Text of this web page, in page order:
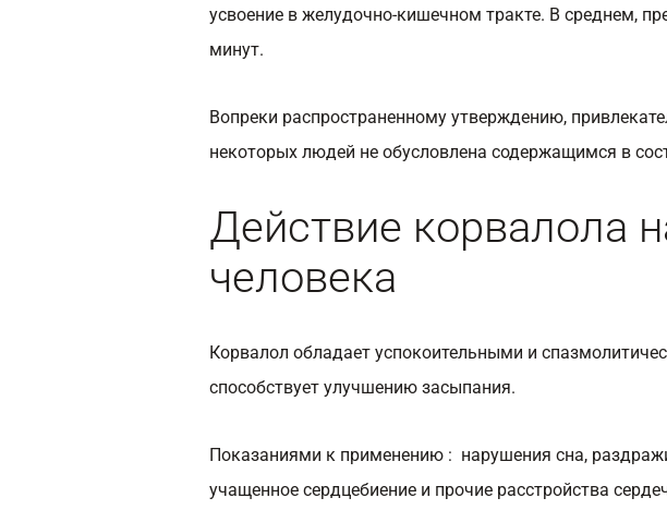
усвоение в желудочно-кишечном тракте. В среднем,
минут.
Вопреки распространенному утверждению,
некоторых людей не обусловлена содержащимся в
Действие корвалола
человека
Корвалол обладает успокоительными и
способствует улучшению засыпания.
Показаниями к применению : нарушения сна,
учащенное сердцебиение и прочие расстройства